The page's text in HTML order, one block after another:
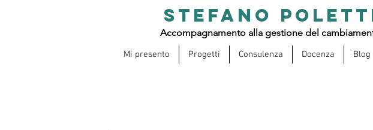
STEFANO
Accompagnamento alla gestione del
Mi presento Progetti Consulenza Docenza Blog